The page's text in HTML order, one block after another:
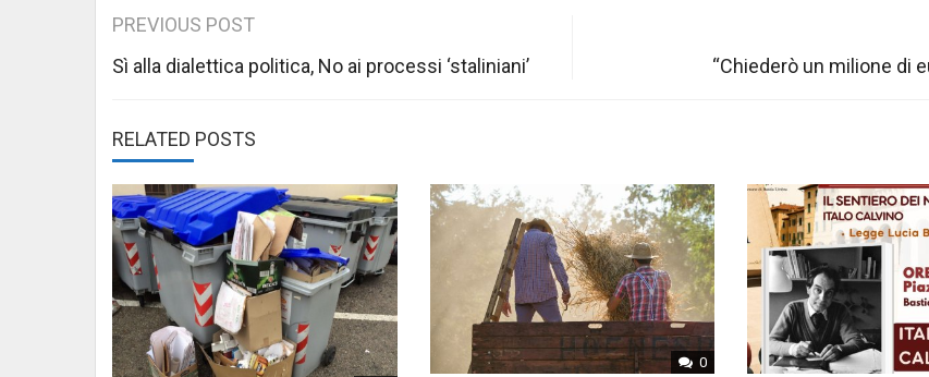
Post
navigation
PREVIOUS POST
Sì alla dialettica politica, No ai processi ‘staliniani’
“Chiederò un milione di
RELATED POSTS
0